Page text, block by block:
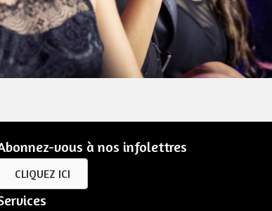
vous à nos infolettres
CLIQUEZ ICI